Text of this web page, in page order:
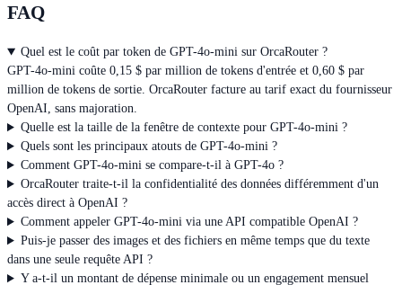
FAQ
Quel est le coût par token de GPT-4o-mini sur OrcaRouter ?
GPT-4o-mini coûte 0,15 $ par million de tokens d'entrée et 0,60 $ par
million de tokens de sortie. OrcaRouter facture au tarif exact du fournisseur
OpenAI, sans majoration.
Quelle est la taille de la fenêtre de contexte pour GPT-4o-mini ?
Quels sont les principaux atouts de GPT-4o-mini ?
Comment GPT-4o-mini se compare-t-il à GPT-4o ?
OrcaRouter traite-t-il la confidentialité des données différemment d'un
accès direct à OpenAI ?
Comment appeler GPT-4o-mini via une API compatible OpenAI ?
Puis-je passer des images et des fichiers en même temps que du texte
dans une seule requête API ?
Y a-t-il un montant de dépense minimale ou un engagement mensuel